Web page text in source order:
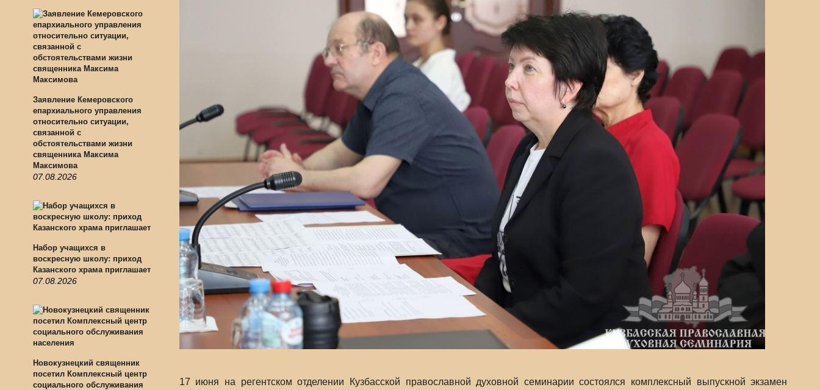
Заявление Кемеровского
епархиального управления
относительно ситуации,
связанной с
обстоятельствами жизни
священника Максима
Максимова
07.08.2026
Набор учащихся в
воскресную школу: приход
Казанского храма приглашает
07.08.2026
Новокузнецкий священник
посетил Комплексный центр
социального обслуживания
17 июня на регентском отделении Кузбасской православной духовной семинарии состоялся комплексный выпускной экзамен